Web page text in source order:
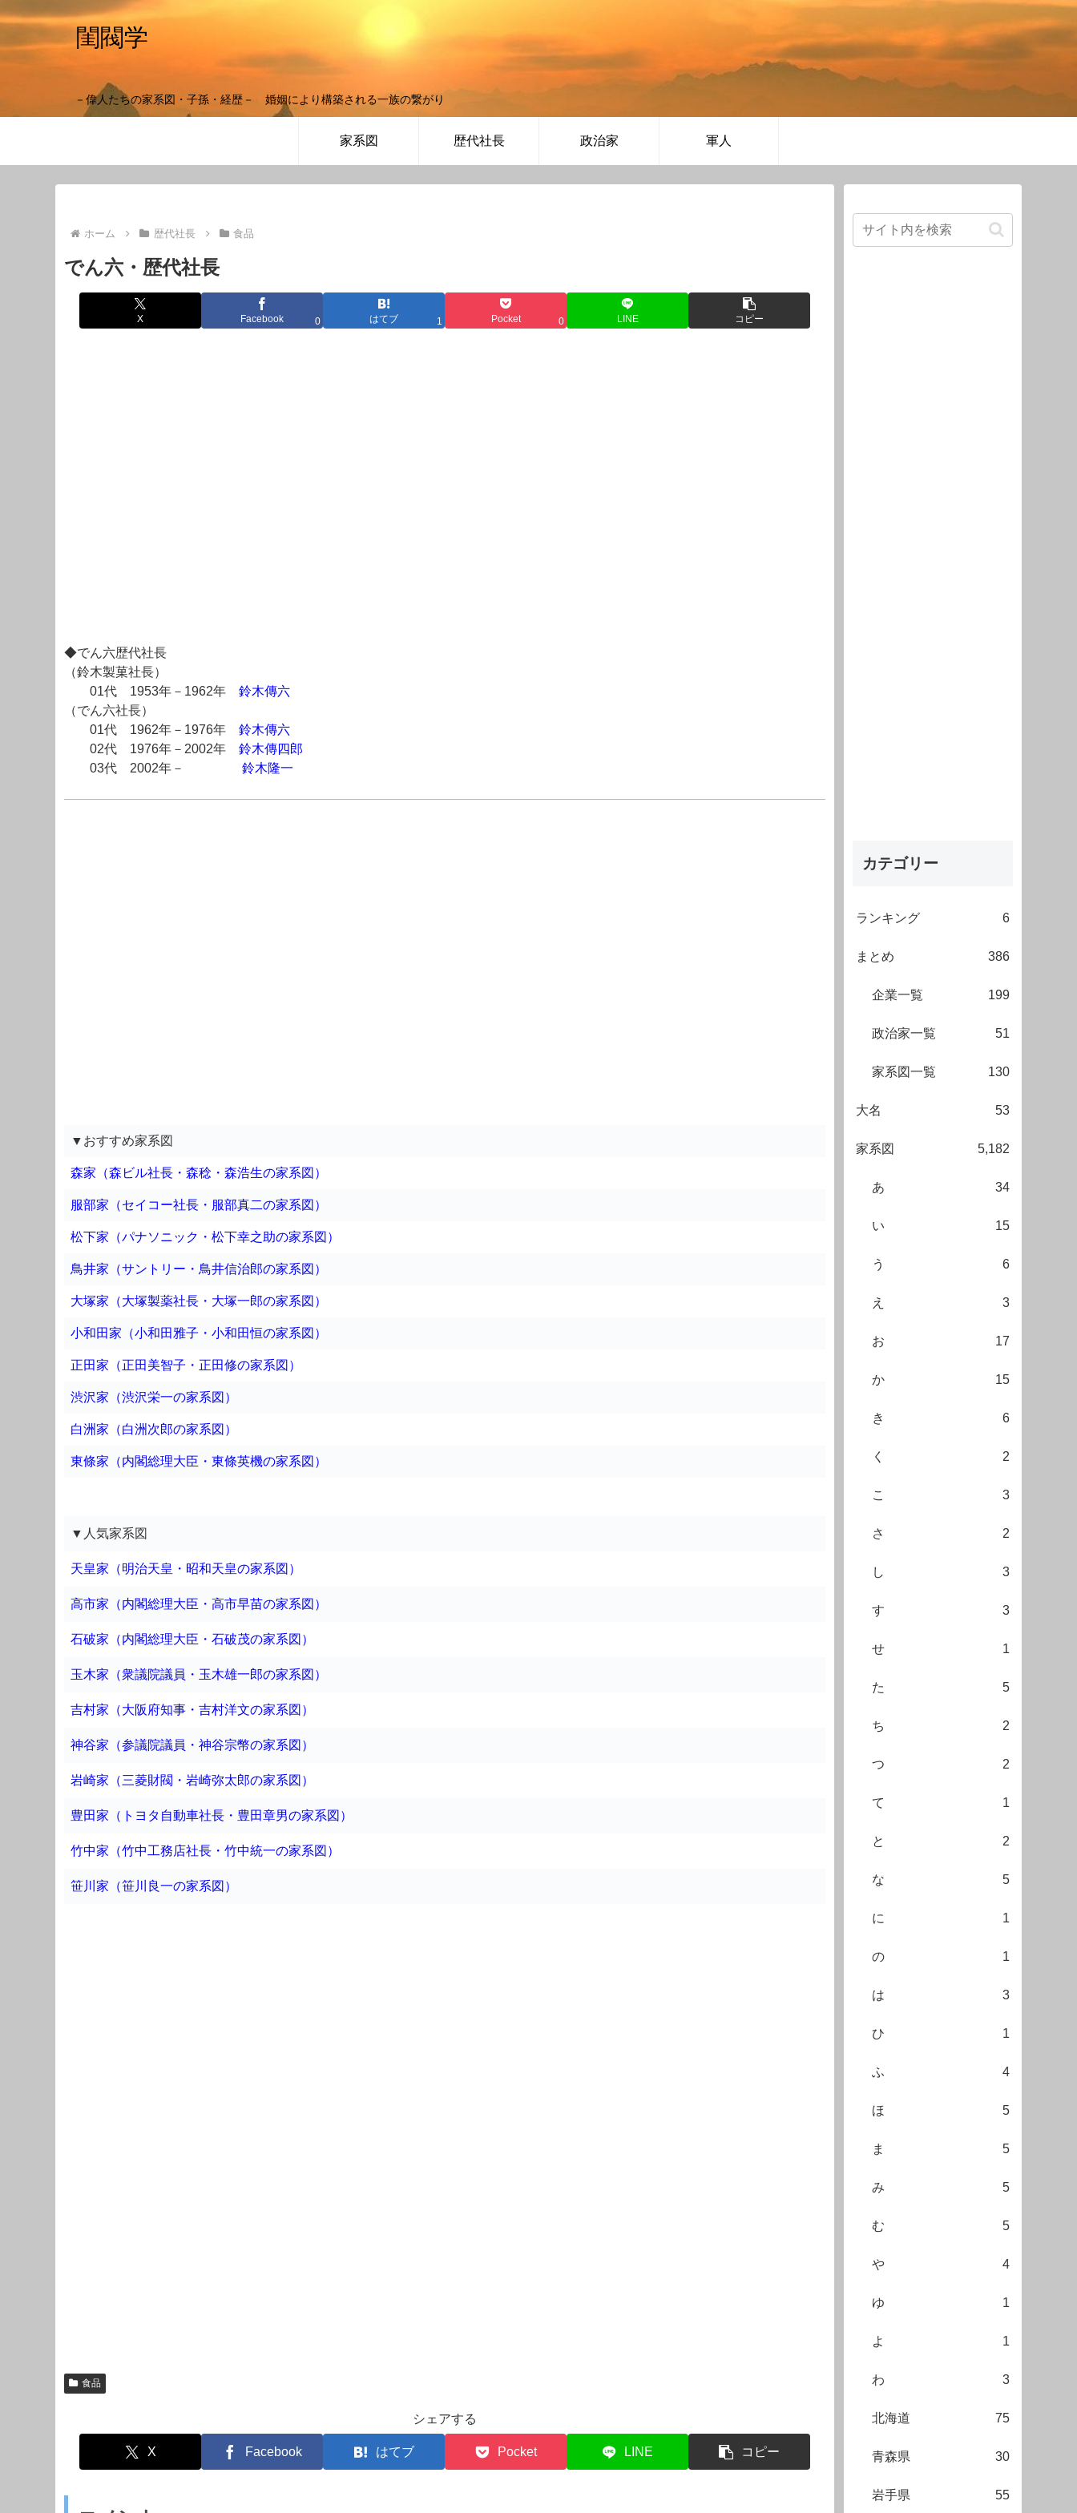
閨閥学
－偉人たちの家系図・子孫・経歴－ 婚姻により構築される一族の繋がり
家系図 歴代社長 政治家 軍人
ホーム 歴代社長 食品
でん六・歴代社長
X Facebook 0 はてブ 1 Pocket 0 LINE コピー
◆でん六歴代社長
（鈴木製菓社長）
01代 1953年－1962年 鈴木傳六
（でん六社長）
01代 1962年－1976年 鈴木傳六
02代 1976年－2002年 鈴木傳四郎
03代 2002年－ 鈴木隆一
▼おすすめ家系図
森家（森ビル社長・森稔・森浩生の家系図）
服部家（セイコー社長・服部真二の家系図）
松下家（パナソニック・松下幸之助の家系図）
鳥井家（サントリー・鳥井信治郎の家系図）
大塚家（大塚製薬社長・大塚一郎の家系図）
小和田家（小和田雅子・小和田恒の家系図）
正田家（正田美智子・正田修の家系図）
渋沢家（渋沢栄一の家系図）
白洲家（白洲次郎の家系図）
東條家（内閣総理大臣・東條英機の家系図）
▼人気家系図
天皇家（明治天皇・昭和天皇の家系図）
高市家（内閣総理大臣・高市早苗の家系図）
石破家（内閣総理大臣・石破茂の家系図）
玉木家（衆議院議員・玉木雄一郎の家系図）
吉村家（大阪府知事・吉村洋文の家系図）
神谷家（参議院議員・神谷宗幣の家系図）
岩崎家（三菱財閥・岩崎弥太郎の家系図）
豊田家（トヨタ自動車社長・豊田章男の家系図）
竹中家（竹中工務店社長・竹中統一の家系図）
笹川家（笹川良一の家系図）
食品
シェアする
X Facebook はてブ Pocket LINE コピー
カテゴリー
ランキング 6
まとめ 386
企業一覧 199
政治家一覧 51
家系図一覧 130
大名 53
家系図 5,182
あ 34
い 15
う 6
え 3
お 17
か 15
き 6
く 2
こ 3
さ 2
し 3
す 3
せ 1
た 5
ち 2
つ 2
て 1
と 2
な 5
に 1
の 1
は 3
ひ 1
ふ 4
ほ 5
ま 5
み 5
む 5
や 4
ゆ 1
よ 1
わ 3
北海道 75
青森県 30
岩手県 55